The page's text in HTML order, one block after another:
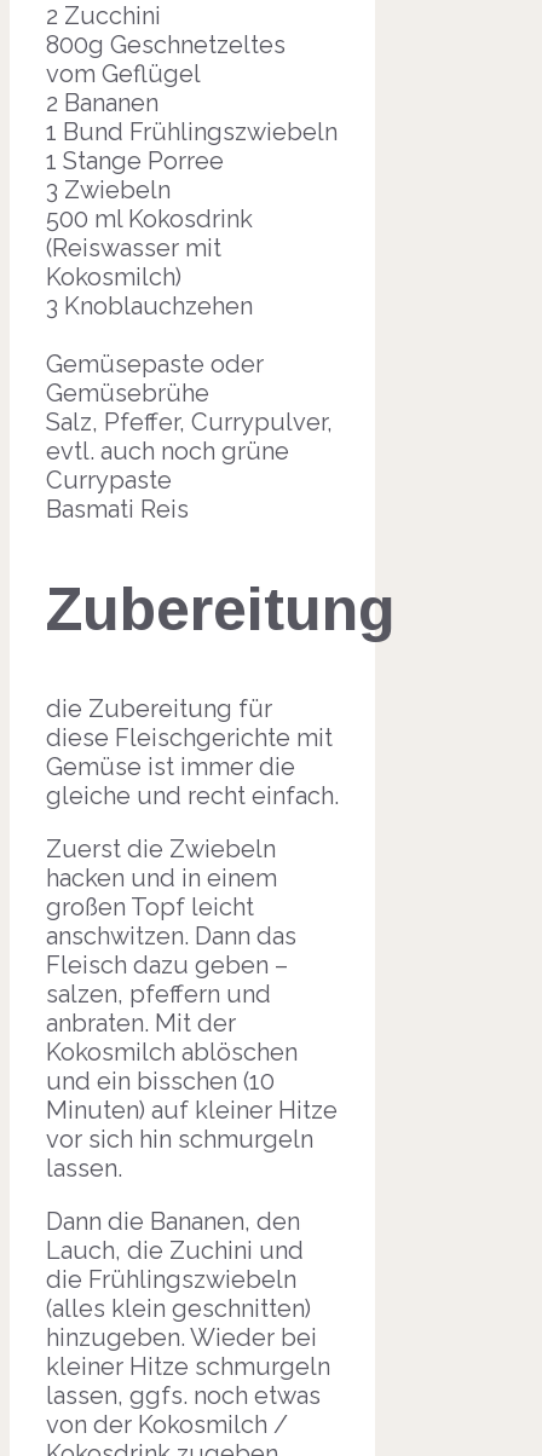
2 Zucchini
800g Geschnetzeltes
vom Geflügel
2 Bananen
1 Bund Frühlingszwiebeln
1 Stange Porree
3 Zwiebeln
500 ml Kokosdrink
(Reiswasser mit
Kokosmilch)
3 Knoblauchzehen
Gemüsepaste oder
Gemüsebrühe
Salz, Pfeffer, Currypulver,
evtl. auch noch grüne
Currypaste
Basmati Reis
Zubereitung
die Zubereitung für
diese Fleischgerichte mit
Gemüse ist immer die
gleiche und recht einfach.
Zuerst die Zwiebeln
hacken und in einem
großen Topf leicht
anschwitzen. Dann das
Fleisch dazu geben –
salzen, pfeffern und
anbraten. Mit der
Kokosmilch ablöschen
und ein bisschen (10
Minuten) auf kleiner Hitze
vor sich hin schmurgeln
lassen.
Dann die Bananen, den
Lauch, die Zuchini und
die Frühlingszwiebeln
(alles klein geschnitten)
hinzugeben. Wieder bei
kleiner Hitze schmurgeln
lassen, ggfs. noch etwas
von der Kokosmilch /